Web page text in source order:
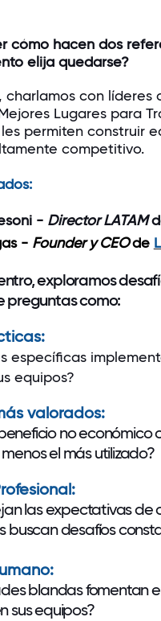
cómo hacen dos
elija quedarse?
charlamos con
Lugares para
permiten construir
competitivo.
- Director LATAM
- Founder y CEOde
exploramos
preguntas como:
específicas
equipos?
valorados:
noeconómico
el más utilizado?
las expectativas de
buscan desafíos
blandas fomentan
sus equipos?